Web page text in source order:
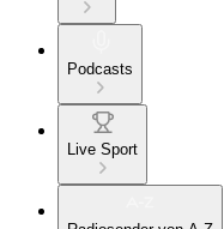
Podcasts
Live Sport